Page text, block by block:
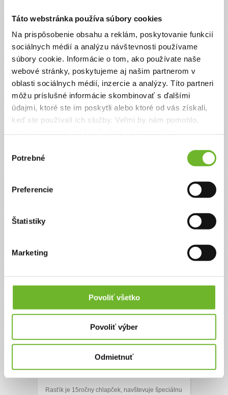
Táto webstránka používa súbory cookies
Na prispôsobenie obsahu a reklám, poskytovanie funkcií
sociálnych médií a analýzu návštevnosti používame
súbory cookie. Informácie o tom, ako používate naše
webové stránky, poskytujeme aj našim partnerom v
oblasti sociálnych médií, inzercie a analýzy. Títo partneri
môžu príslušné informácie skombinovať s ďalšími
údajmi, ktoré ste im poskytli alebo ktoré od vás získali,
keď ste používali ich služby. Veľmi by nám pomohlo,
súhlasu
Potrebné
Preferencie
Štatistiky
Marketing
Povoliť všetko
Povoliť výber
Odmietnuť
Ďakujeme! Vyzbierali sme: 1072 €
Chcem vedieť viac
Rastík je 16-ročný chlapček, ktorý ma veľa
základné životné potreby a lieky pre našu rodinu.
Rasťik naše slniečko
Rasťik je 15ročny chlapček, navštevuje špeciálnu